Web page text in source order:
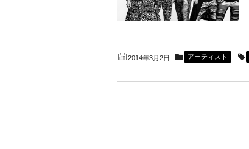
2014年3月2日 アーティスト